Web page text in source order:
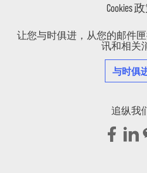
Cookies
让您与时俱进，从您的邮件
讯和相关
与时俱
追纵我